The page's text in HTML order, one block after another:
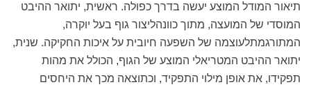
תיאור המודל המוצע יעשה בדרך כפולה. ראשית, יתואר ההיבט
המוסדי של המועצה, מתוך כוונהליצור גוף בעל יוקרה,
המתורגמתלעוצמה של השפעה חיובית על איכות החקיקה. שנית,
יתואר ההיבט המטריאלי המוצע של הגוף, הכולל את מהות
תפקידו, את אופן מילוי התפקיד, וכתוצאה מכך את היחסים